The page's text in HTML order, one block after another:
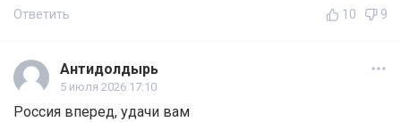
Ответить 10 9
Антидолдырь
5 июля 2026 17:10
Россия вперед, удачи вам